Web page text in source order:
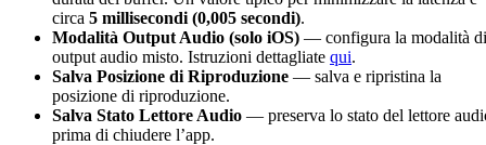
circa 5 millisecondi (0,005 secondi).
Modalità Output Audio (solo iOS) — configura la modalità di
output audio misto. Istruzioni dettagliate qui.
Salva Posizione di Riproduzione — salva e ripristina la
posizione di riproduzione.
Salva Stato Lettore Audio — preserva lo stato del lettore
prima di chiudere l’app.